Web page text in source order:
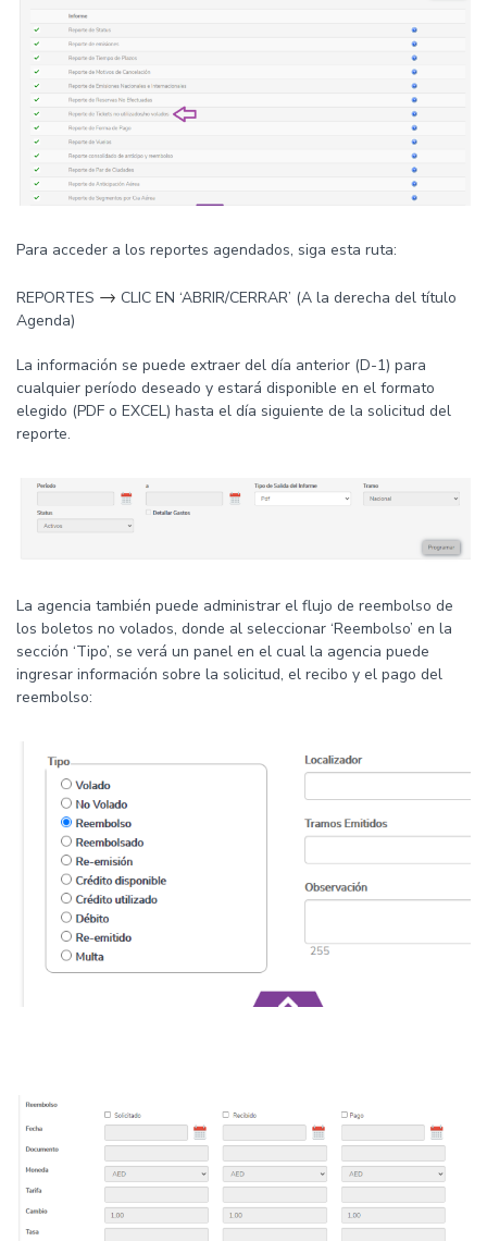
Para acceder a los reportes agendados, siga esta ruta:
REPORTES → CLIC EN ‘ABRIR/CERRAR’ (A la derecha del título
Agenda)
La información se puede extraer del día anterior (D-1) para
cualquier período deseado y estará disponible en el formato
elegido (PDF o EXCEL) hasta el día siguiente de la solicitud del
reporte.
La agencia también puede administrar el flujo de reembolso de
los boletos no volados, donde al seleccionar ‘Reembolso’ en la
sección ‘Tipo’, se verá un panel en el cual la agencia puede
ingresar información sobre la solicitud, el recibo y el pago del
reembolso: